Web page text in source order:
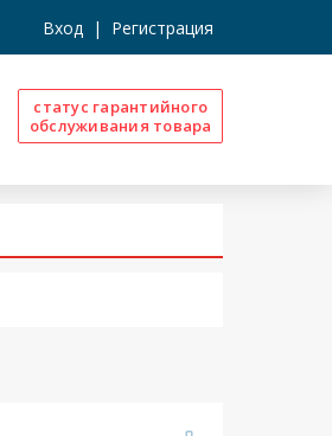
Вход | Регистрация
статус гарантийного
обслуживания товара